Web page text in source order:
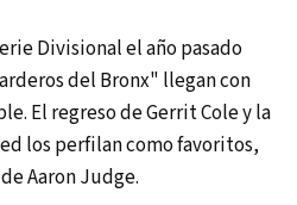
Divisional el año pasado
del Bronx" llegan con
El regreso de Gerrit Cole y la
los perfilan como favoritos,
Aaron Judge.